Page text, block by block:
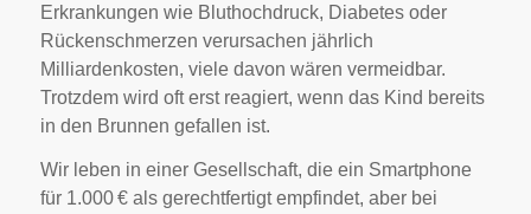
Erkrankungen wie Bluthochdruck, Diabetes oder
Rückenschmerzen verursachen jährlich
Milliardenkosten, viele davon wären vermeidbar.
Trotzdem wird oft erst reagiert, wenn das Kind bereits
in den Brunnen gefallen ist.
Wir leben in einer Gesellschaft, die ein Smartphone
für 1.000 € als gerechtfertigt empfindet, aber bei